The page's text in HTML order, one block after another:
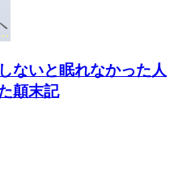
ないと眠れなかった人
顛末記